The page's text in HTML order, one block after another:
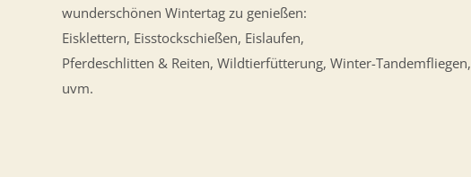
wunderschönen Wintertag zu genießen:
Eisklettern, Eisstockschießen, Eislaufen,
Pferdeschlitten & Reiten, Wildtierfütterung, Winter-Tandemfliegen,
uvm.